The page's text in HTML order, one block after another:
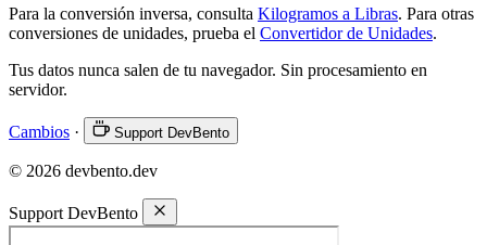
Para la conversión inversa, consulta Kilogramos a Libras. Para otras
conversiones de unidades, prueba el Convertidor de Unidades.
Tus datos nunca salen de tu navegador. Sin procesamiento en
servidor.
Cambios · Support DevBento
© 2026 devbento.dev
Support DevBento